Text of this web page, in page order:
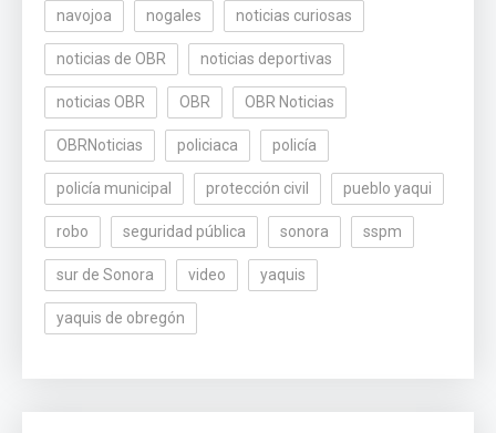
navojoa nogales noticias curiosas
noticias de OBR noticias deportivas
noticias OBR OBR OBR Noticias
OBRNoticias policiaca policía
policía municipal protección civil pueblo yaqui
robo seguridad pública sonora sspm
sur de Sonora video yaquis
yaquis de obregón